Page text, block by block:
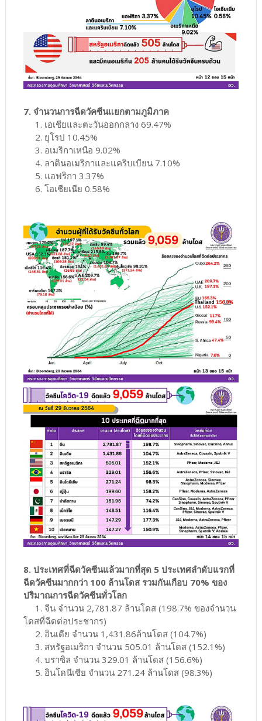
7. จำนวนการฉีดวัคซีนแยกตามภูมิภาค
1. เอเชียและตะวันออกกลาง 69.47%
2. ยุโรป 10.45%
3. อเมริกาเหนือ 9.02%
4. ลาตินอเมริกาและแคริบเบียน 7.10%
5. แอฟริกา 3.37%
6. โอเชียเนีย 0.58%
8. ประเทศที่ฉีดวัคซีนแล้วมากที่สุด 5 ประเทศลำดับแรกที่
ฉีดวัคซีนมากกว่า 100 ล้านโดส รวมกันเกือบ 70% ของ
ปริมาณการฉีดวัคซีนทั่วโลก
1. จีน จำนวน 2,781.87 ล้านโดส (198.7% ของจำนวน
โดสที่ฉีดต่อประชากร)
2. อินเดีย จำนวน 1,431.86ล้านโดส (104.7%)
3. สหรัฐอเมริกา จำนวน 505.01 ล้านโดส (152.1%)
4. บราซิล จำนวน 329.01 ล้านโดส (156.6%)
5. อินโดนีเซีย จำนวน 271.24 ล้านโดส (98.3%)